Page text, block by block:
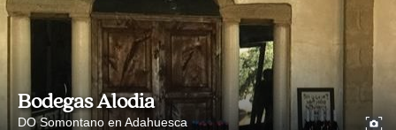
Bodegas Alodia
DO Somontano en Adahuesca